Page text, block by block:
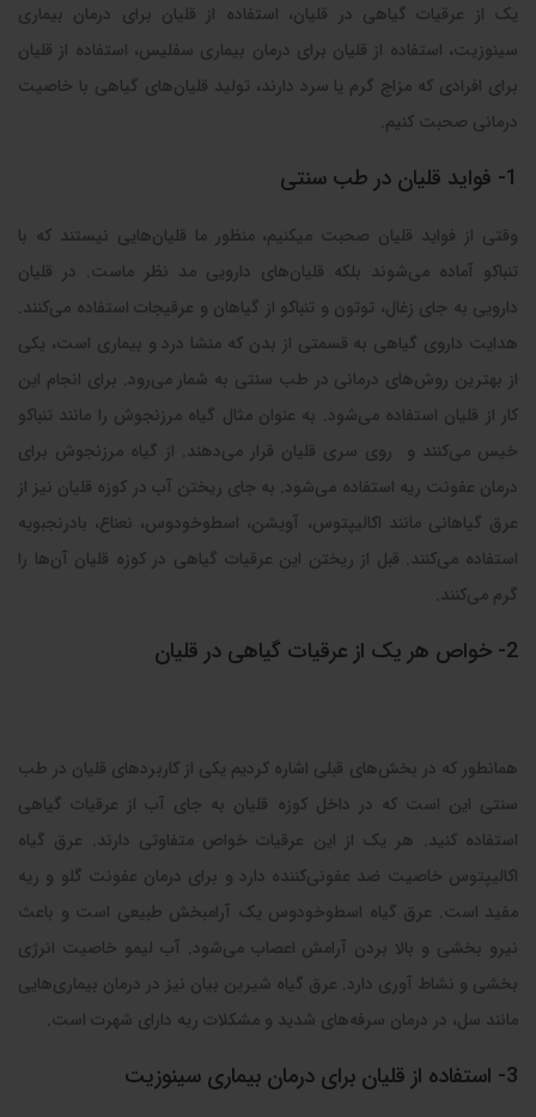
یک از عرقیات گیاهی در قلیان، استفاده از قلیان برای درمان بیماری
سینوزیت، استفاده از قلیان برای درمان بیماری سفلیس، استفاده از قلیان
برای افرادی که مزاج گرم یا سرد دارند، تولید قلیان‌های گیاهی با خاصیت
درمانی صحبت کنیم.
1- فواید قلیان در طب سنتی
وقتی از فواید قلیان صحبت میکنیم، منظور ما قلیان‌هایی نیستند که با
تنباکو آماده می‌شوند بلکه قلیان‌های دارویی مد نظر ماست. در قلیان
دارویی به جای زغال، توتون و تنباکو از گیاهان و عرقیجات استفاده می‌کنند.‌
هدایت داروی گیاهی به قسمتی از بدن که منشا درد و بیماری است، یکی
از بهترین روش‌های درمانی در طب سنتی به شمار می‌رود. برای انجام این
کار از قلیان استفاده می‌شود. به عنوان مثال گیاه مرزنجوش را مانند تنباکو
خیس می‌کنند و روی سری قلیان قرار می‌دهند. از گیاه مرزنجوش برای
درمان عفونت ریه استفاده می‌شود. به جای ریختن آب در کوزه قلیان نیز از
عرق گیاهانی مانند اکالیپتوس، آویشن، اسطوخودوس، نعناع، بادرنجبویه
استفاده می‌کنند. قبل از ریختن این عرقیات گیاهی در کوزه قلیان آن‌ها را
گرم می‌کنند.
2- خواص هر یک از عرقیات گیاهی در قلیان
همانطور که در بخش‌های قبلی اشاره کردیم یکی از کاربردهای قلیان در طب
سنتی این است که در داخل کوزه قلیان به جای آب از عرقیات گیاهی
استفاده کنید. هر یک از این عرقیات خواص متفاوتی دارند. عرق گیاه
اکالیپتوس خاصیت ضد عفونی‌کننده دارد و برای درمان عفونت گلو و ریه
مفید است‌. عرق گیاه اسطوخودوس یک آرامبخش طبیعی است و باعث
نیرو بخشی و بالا بردن آرامش اعصاب می‌شود. آب لیمو خاصیت انرژی
بخشی و نشاط آوری دارد. عرق گیاه شیرین بیان نیز در درمان بیماری‌هایی
مانند سل، در درمان سرفه‌های شدید و مشکلات ریه دارای شهرت است.‌
3- استفاده از قلیان برای درمان بیماری سینوزیت